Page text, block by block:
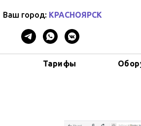
Ваш город: КРАСНОЯРСК
Тарифы